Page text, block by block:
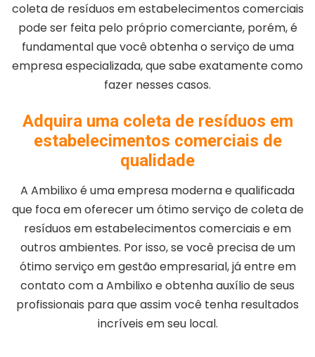
coleta de resíduos em estabelecimentos comerciais
pode ser feita pelo próprio comerciante, porém, é
fundamental que você obtenha o serviço de uma
empresa especializada, que sabe exatamente como
fazer nesses casos.
Adquira uma coleta de resíduos em
estabelecimentos comerciais de
qualidade
A Ambilixo é uma empresa moderna e qualificada
que foca em oferecer um ótimo serviço de coleta de
resíduos em estabelecimentos comerciais e em
outros ambientes. Por isso, se você precisa de um
ótimo serviço em gestão empresarial, já entre em
contato com a Ambilixo e obtenha auxílio de seus
profissionais para que assim você tenha resultados
incríveis em seu local.